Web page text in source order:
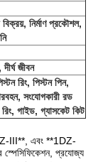
বিক্রয়, নির্মাণ প্রকৌশল,
জীবন
রিং, পিস্টন পিন,
সংযোগকারী রড
গাইড, গ্যাসকেট কিট
III**, এবং **1DZ-
স্পেসিফিকেশন, প্রযোজ্য